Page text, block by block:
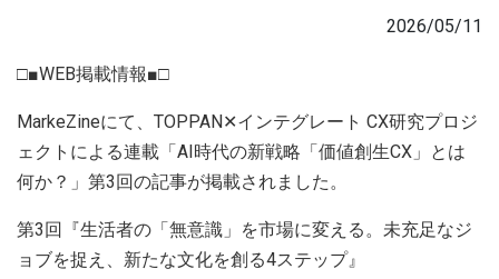
2026/05/11
□■WEB掲載情報■□
MarkeZineにて、TOPPAN✕インテグレート CX研究プロジ
ェクトによる連載「AI時代の新戦略「価値創生CX」とは
何か？」第3回の記事が掲載されました。
第3回『生活者の「無意識」を市場に変える。未充足なジ
ョブを捉え、新たな文化を創る4ステップ』